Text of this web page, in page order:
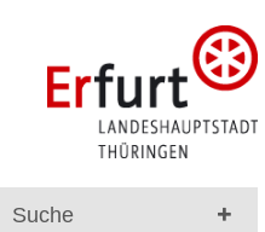
Suche